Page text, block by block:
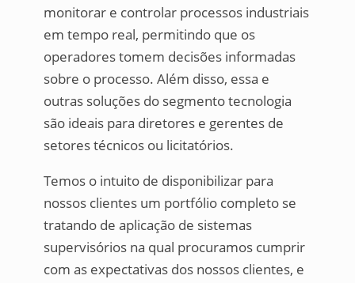
monitorar e controlar processos industriais
em tempo real, permitindo que os
operadores tomem decisões informadas
sobre o processo. Além disso, essa e
outras soluções do segmento tecnologia
são ideais para diretores e gerentes de
setores técnicos ou licitatórios.
Temos o intuito de disponibilizar para
nossos clientes um portfólio completo se
tratando de aplicação de sistemas
supervisórios na qual procuramos cumprir
com as expectativas dos nossos clientes, e